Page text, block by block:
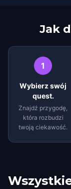
Jak
1
Wybierz swój
quest.
Znajdź przygodę,
która rozbudzi
twoją ciekawość.